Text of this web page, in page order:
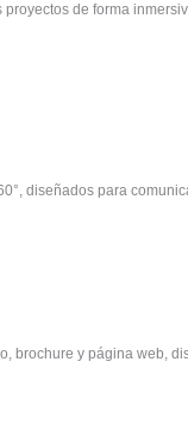
de forma
diseñados para
y página web,